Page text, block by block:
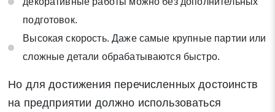
подготовок.
Высокая скорость. Даже самые крупные партии или
сложные детали обрабатываются быстро.
Но для достижения перечисленных достоинств
на предприятии должно использоваться